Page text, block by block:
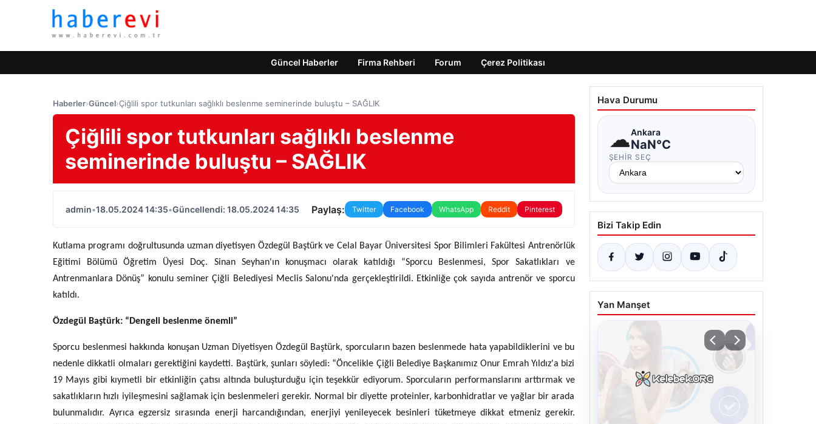
Güncel Haberler Firma Rehberi Forum Çerez Politikası
Haberler›Güncel›Çiğlili spor tutkunları sağlıklı beslenme seminerinde buluştu – SAĞLIK
Çiğlili spor tutkunları sağlıklı beslenme
seminerinde buluştu – SAĞLIK
admin•18.05.2024 14:35•Güncellendi: 18.05.2024 14:35 Paylaş: Twitter Facebook WhatsApp Reddit Pinterest
Kutlama programı doğrultusunda uzman diyetisyen Özdegül Baştürk ve Celal Bayar Üniversitesi Spor Bilimleri Fakültesi Antrenörlük
Eğitimi Bölümü Öğretim Üyesi Doç. Sinan Seyhan'ın konuşmacı olarak katıldığı “Sporcu Beslenmesi, Spor Sakatlıkları ve
Antrenmanlara Dönüş” konulu seminer Çiğli Belediyesi Meclis Salonu'nda gerçekleştirildi. Etkinliğe çok sayıda antrenör ve sporcu
katıldı.
Özdegül Baştürk: “Dengeli beslenme önemli”
Sporcu beslenmesi hakkında konuşan Uzman Diyetisyen Özdegül Baştürk, sporcuların bazen beslenmede hata yapabildiklerini ve bu
nedenle dikkatli olmaları gerektiğini kaydetti. Baştürk, şunları söyledi: “Öncelikle Çiğli Belediye Başkanımız Onur Emrah Yıldız'a bizi
19 Mayıs gibi kıymetli bir etkinliğin çatısı altında buluşturduğu için teşekkür ediyorum. Sporcuların performanslarını arttırmak ve
sakatlıkların hızlı iyileşmesini sağlamak için beslenmeleri gerekir. Normal bir diyette proteinler, karbonhidratlar ve yağlar bir arada
bulunmalıdır. Ayrıca egzersiz sırasında enerji harcandığından, enerjiyi yenileyecek besinleri tüketmeye dikkat etmeniz gerekir.
Hava Durumu
☁Ankara
NaN°C
ŞEHIR SEÇ
Bizi Takip Edin
Yan Manşet